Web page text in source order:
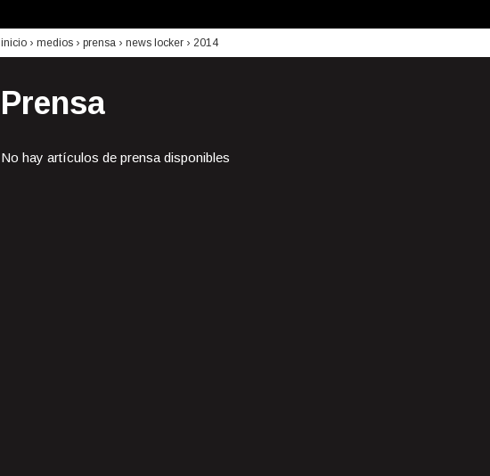
inicio › medios › prensa › news locker › 2014
Prensa
No hay artículos de prensa disponibles